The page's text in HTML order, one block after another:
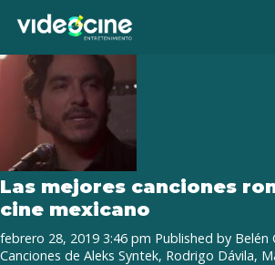
Tag Archive:
Las mejores canciones
cine mexicano
febrero 28, 2019 3:46 pm Published by Belén
Canciones de Aleks Syntek, Rodrigo Dávila,